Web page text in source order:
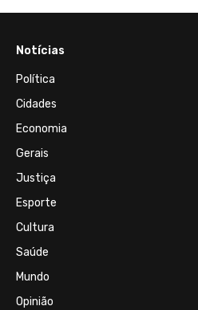
Notícias
Política
Cidades
Economia
Gerais
Justiça
Esporte
Cultura
Saúde
Mundo
Opinião